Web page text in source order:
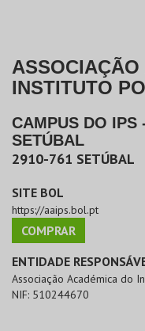
INSTITUTO
CAMPUS DO IPS
SETÚBAL
2910-761 SETÚBAL
SITE BOL
https://aaips.bol.pt
COMPRAR
ENTIDADE
Associação Académica do
NIF: 510244670